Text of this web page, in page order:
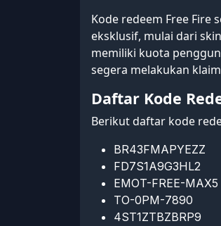
Kode redeem Free Fire
eksklusif, mulai dari
memiliki kuota
segera melakukan
Daftar Kode
Berikut daftar kode
BR43FMAPYEZZ
FD7S1A9G3HL2
EMOT-FREE-MAX5
TO-0PM-7890
4ST1ZTBZBRP9